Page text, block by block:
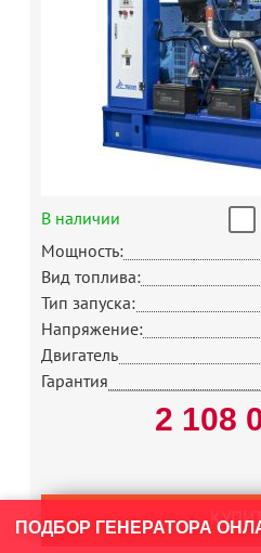
В наличии
Мощность:
Вид топлива:
Тип запуска:
Напряжение:
Двигатель
Гарантия
2 108
ПОДБОР ГЕНЕРАТОРА